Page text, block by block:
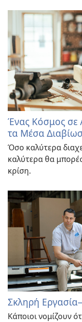
Ένας Κόσμος
τα Μέσα
Όσο καλύτερα
καλύτερα θα
κρίση.
Σκληρή
Κάποιοι νομίζουν